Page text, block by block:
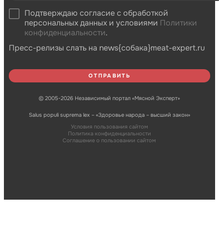
Подтверждаю согласие с обработкой
персональных данных и условиями Политики
конфиденциальности.
Пресс-релизы слать на news{собака}meat-expert.ru
© 2005-2026 Независимый портал «Мясной Эксперт»
Salus populi suprema lex – «Здоровье народа – высший закон»
Условия пользования сайтом
Политика конфиденциальности
Соглашение о пользовании сайтом